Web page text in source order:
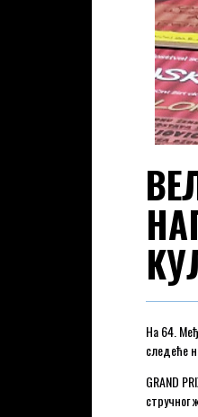
На 64.
следеће
GRAND
стручног